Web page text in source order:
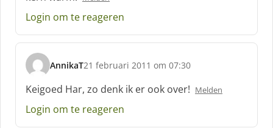
Login om te reageren
AnnikaT
s
c
h
r
21 februari 2011 om 07:30
Keigoed Har, zo denk ik er ook over! Melden
Login om te reageren